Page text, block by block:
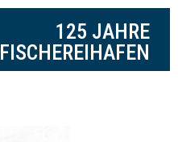
125 JAHRE
FISCHEREIHAFEN